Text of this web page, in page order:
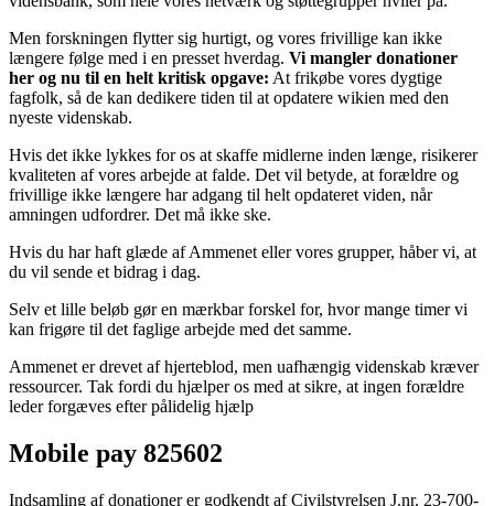
Men forskningen flytter sig hurtigt, og vores frivillige kan ikke
længere følge med i en presset hverdag. Vi mangler donationer
her og nu til en helt kritisk opgave: At frikøbe vores dygtige
fagfolk, så de kan dedikere tiden til at opdatere wikien med den
nyeste videnskab.
Hvis det ikke lykkes for os at skaffe midlerne inden længe, risikerer
kvaliteten af vores arbejde at falde. Det vil betyde, at forældre og
frivillige ikke længere har adgang til helt opdateret viden, når
amningen udfordrer. Det må ikke ske.
Hvis du har haft glæde af Ammenet eller vores grupper, håber vi, at
du vil sende et bidrag i dag.
Selv et lille beløb gør en mærkbar forskel for, hvor mange timer vi
kan frigøre til det faglige arbejde med det samme.
Ammenet er drevet af hjerteblod, men uafhængig videnskab kræver
ressourcer. Tak fordi du hjælper os med at sikre, at ingen forældre
leder forgæves efter pålidelig hjælp
Mobile pay 825602
Indsamling af donationer er godkendt af Civilstyrelsen J.nr. 23-700-